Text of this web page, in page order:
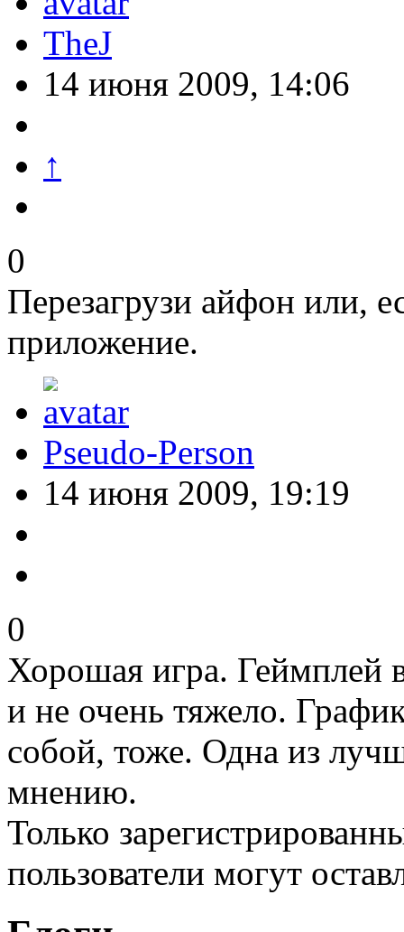
TheJ
14 июня 2009, 14:06
↑
0
Перезагрузи айфон или,
приложение.
Pseudo-Person
14 июня 2009, 19:19
0
Хорошая игра. Геймплей
и не очень тяжело.
собой, тоже. Одна из
мнению.
Только
пользователи могут